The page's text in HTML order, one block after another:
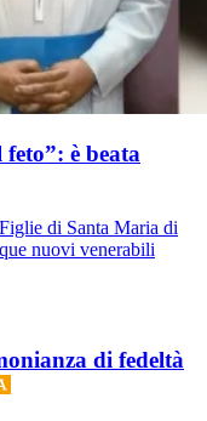
è beata
di Santa Maria di
nuovi venerabili
di fedeltà